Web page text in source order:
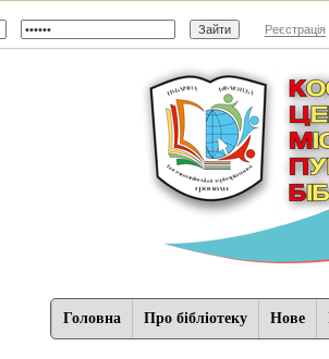
Реєстрація
Головна Про бібліотеку Нове